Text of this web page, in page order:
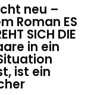
neu –
Roman ES
SICH DIE
in ein
ist ein